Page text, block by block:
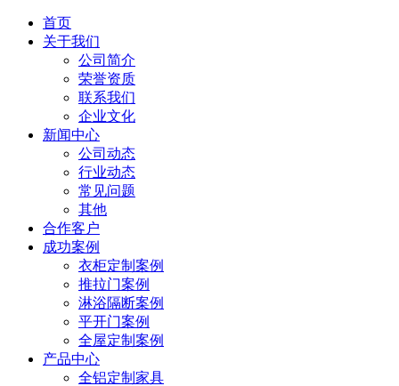
首页
关于我们
公司简介
荣誉资质
联系我们
企业文化
新闻中心
公司动态
行业动态
常见问题
其他
合作客户
成功案例
衣柜定制案例
推拉门案例
淋浴隔断案例
平开门案例
全屋定制案例
产品中心
全铝定制家具